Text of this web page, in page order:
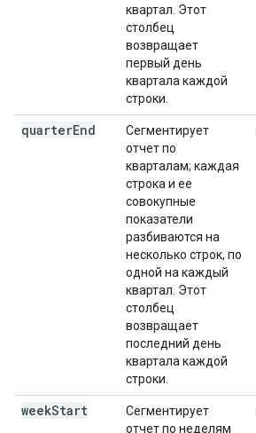
квартал. Этот
столбец
возвращает
первый день
квартала каждой
строки.
quarterEnd
Сегментирует
отчет по
кварталам; каждая
строка и ее
совокупные
показатели
разбиваются на
несколько строк, по
одной на каждый
квартал. Этот
столбец
возвращает
последний день
квартала каждой
строки.
weekStart
Сегментирует
отчет по неделям